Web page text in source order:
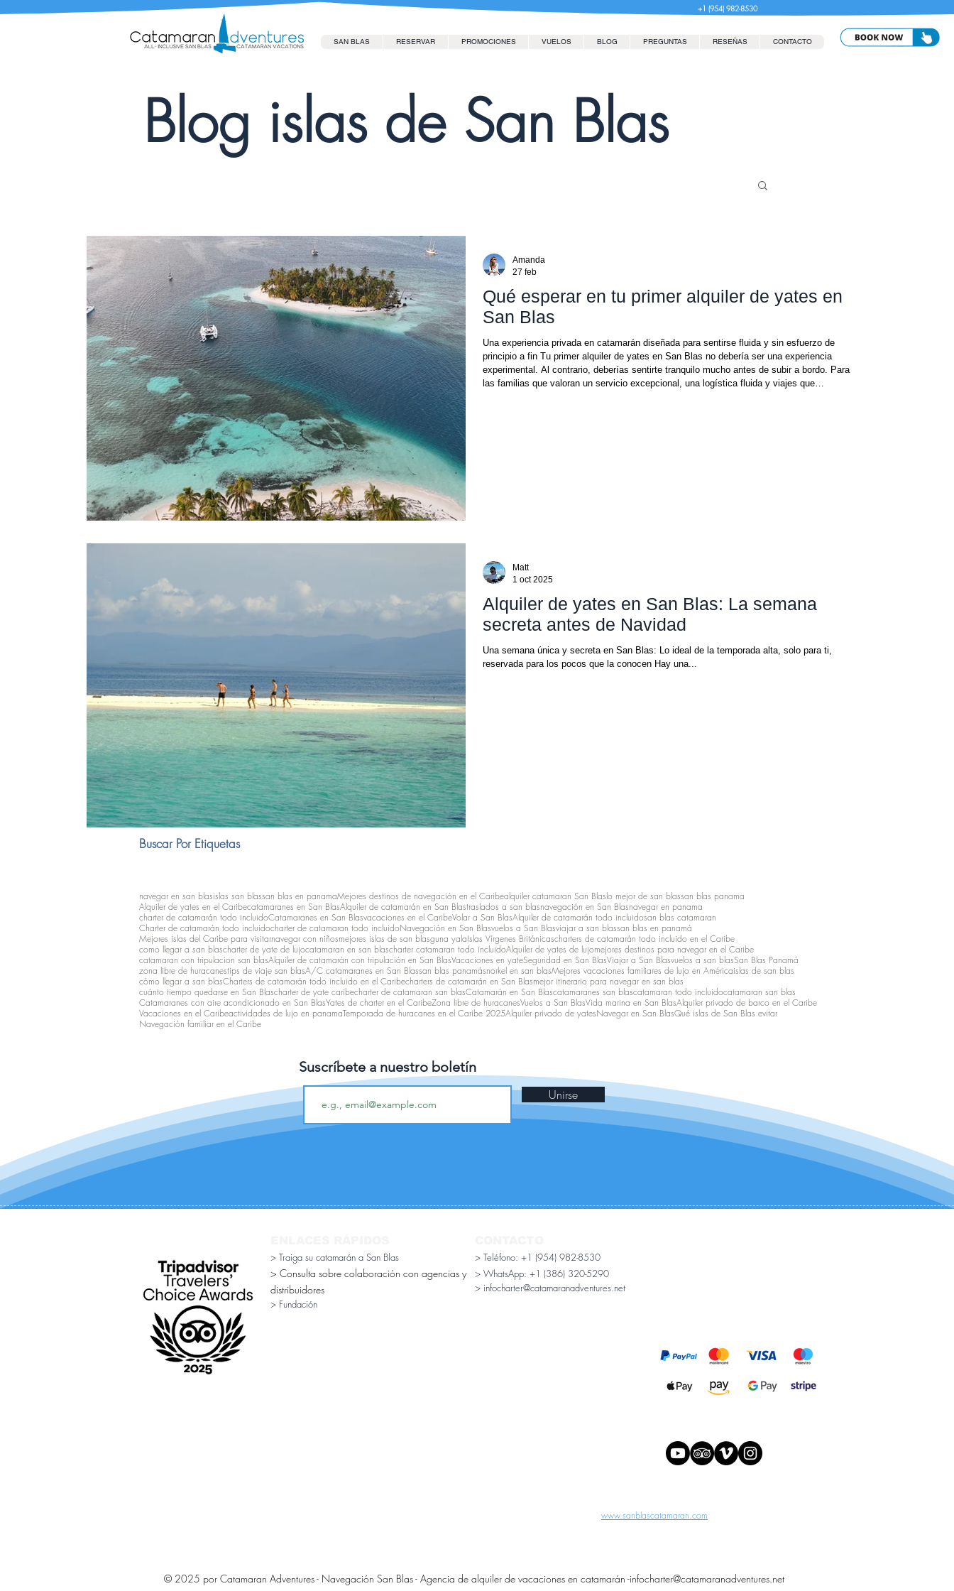
+1 (954) 982-8530
SAN BLAS RESERVAR PROMOCIONES VUELOS BLOG PREGUNTAS RESEÑAS CONTACTO
Blog islas de San Blas
Qué esperar en tu primer alquiler de yates en
San Blas
Una experiencia privada en catamarán diseñada para sentirse fluida y sin esfuerzo de
principio a fin Tu primer alquiler de yates en San Blas no debería ser una experiencia
experimental. Al contrario, deberías sentirte tranquilo mucho antes de subir a bordo. Para
las familias que valoran un servicio excepcional, una logística fluida y viajes que
Amanda
27 feb
Alquiler de yates en San Blas: La semana
secreta antes de Navidad
Una semana única y secreta en San Blas: Lo ideal de la temporada alta, solo para ti,
reservada para los pocos que la conocen Hay una...
Matt
1 oct 2025
Buscar Por Etiquetas
navegar en san blasislas san blassan blas en panamaMejores destinos de navegación en el Caribealquiler catamaran San Blaslo mejor de san blassan blas panama
Alquiler de yates en el Caribecatamaranes en San BlasAlquiler de catamarán en San Blastraslados a san blasnavegación en San Blasnavegar en panama
charter de catamarán todo incluidoCatamaranes en San Blasvacaciones en el CaribeVolar a San BlasAlquiler de catamarán todo incluidosan blas catamaran
Charter de catamarán todo incluidocharter de catamaran todo incluidoNavegación en San Blasvuelos a San Blasviajar a san blassan blas en panamá
Mejores islas del Caribe para visitarnavegar con niñosmejores islas de san blasguna yalaIslas Vírgenes Británicascharters de catamarán todo incluido en el Caribe
como llegar a san blascharter de yate de lujocatamaran en san blascharter catamaran todo incluidoAlquiler de yates de lujomejores destinos para navegar en el Caribe
catamaran con tripulacion san blasAlquiler de catamarán con tripulación en San BlasVacaciones en yateSeguridad en San BlasViajar a San Blasvuelos a san blasSan Blas Panamá
zona libre de huracanestips de viaje san blasA/C catamaranes en San Blassan blas panamásnorkel en san blasMejores vacaciones familiares de lujo en Américaislas de san blas
cómo llegar a san blasCharters de catamarán todo incluido en el Caribecharters de catamarán en San Blasmejor itinerario para navegar en san blas
cuánto tiempo quedarse en San Blascharter de yate caribecharter de catamaran san blasCatamarán en San Blascatamaranes san blascatamaran todo incluidocatamaran san blas
Catamaranes con aire acondicionado en San BlasYates de charter en el CaribeZona libre de huracanesVuelos a San BlasVida marina en San BlasAlquiler privado de barco en el Caribe
Vacaciones en el Caribeactividades de lujo en panamaTemporada de huracanes en el Caribe 2025Alquiler privado de yatesNavegar en San BlasQué islas de San Blas evitar
Navegación familiar en el Caribe
Suscríbete a nuestro boletín
Unirse
> Traiga su catamarán a San Blas
> Consulta sobre colaboración con agencias y
distribuidores
> Fundación
> Teléfono: +1 (954) 982-8530
> WhatsApp: +1 (386) 320-5290
> infocharter@catamaranadventures.net
www.sanblascatamaran.com
© 2025 por Catamaran Adventures - Navegación San Blas - Agencia de alquiler de vacaciones en catamarán -infocharter@catamaranadventures.net